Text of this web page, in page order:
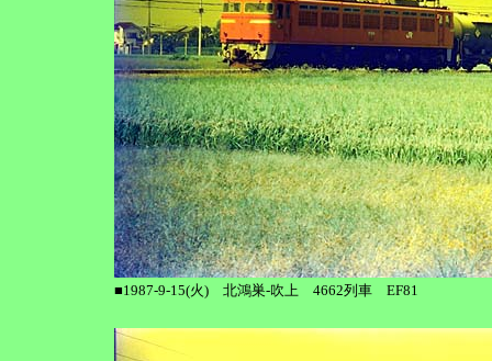
■1987-9-15(火) 北鴻巣-吹上 4662列車 EF81